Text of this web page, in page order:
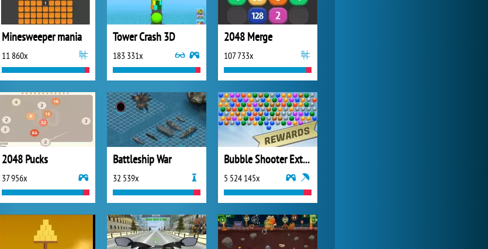
Minesweeper mania
11 860x
Tower Crash 3D
183 331x
2048 Merge
107 733x
2048 Pucks
37 956x
Battleship War
32 539x
Bubble Shooter Extreme
5 524 145x
World of Tanks
Zoo 2: Animal Park